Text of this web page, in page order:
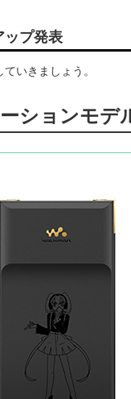
ップ発表
いきましょう。
ションモ